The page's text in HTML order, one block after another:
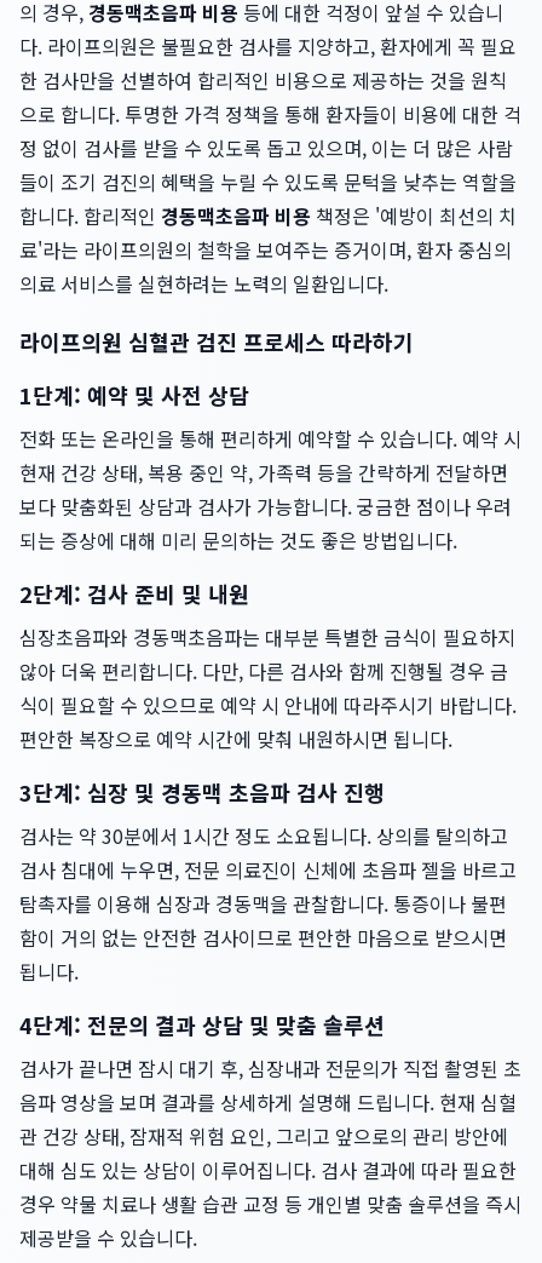
의 경우, 경동맥초음파 비용 등에 대한 걱정이 앞설 수 있습니
다. 라이프의원은 불필요한 검사를 지양하고, 환자에게 꼭 필요
한 검사만을 선별하여 합리적인 비용으로 제공하는 것을 원칙
으로 합니다. 투명한 가격 정책을 통해 환자들이 비용에 대한 걱
정 없이 검사를 받을 수 있도록 돕고 있으며, 이는 더 많은 사람
들이 조기 검진의 혜택을 누릴 수 있도록 문턱을 낮추는 역할을
합니다. 합리적인 경동맥초음파 비용 책정은 '예방이 최선의 치
료'라는 라이프의원의 철학을 보여주는 증거이며, 환자 중심의
의료 서비스를 실현하려는 노력의 일환입니다.
라이프의원 심혈관 검진 프로세스 따라하기
1단계: 예약 및 사전 상담
전화 또는 온라인을 통해 편리하게 예약할 수 있습니다. 예약 시
현재 건강 상태, 복용 중인 약, 가족력 등을 간략하게 전달하면
보다 맞춤화된 상담과 검사가 가능합니다. 궁금한 점이나 우려
되는 증상에 대해 미리 문의하는 것도 좋은 방법입니다.
2단계: 검사 준비 및 내원
심장초음파와 경동맥초음파는 대부분 특별한 금식이 필요하지
않아 더욱 편리합니다. 다만, 다른 검사와 함께 진행될 경우 금
식이 필요할 수 있으므로 예약 시 안내에 따라주시기 바랍니다.
편안한 복장으로 예약 시간에 맞춰 내원하시면 됩니다.
3단계: 심장 및 경동맥 초음파 검사 진행
검사는 약 30분에서 1시간 정도 소요됩니다. 상의를 탈의하고
검사 침대에 누우면, 전문 의료진이 신체에 초음파 젤을 바르고
탐촉자를 이용해 심장과 경동맥을 관찰합니다. 통증이나 불편
함이 거의 없는 안전한 검사이므로 편안한 마음으로 받으시면
됩니다.
4단계: 전문의 결과 상담 및 맞춤 솔루션
검사가 끝나면 잠시 대기 후, 심장내과 전문의가 직접 촬영된 초
음파 영상을 보며 결과를 상세하게 설명해 드립니다. 현재 심혈
관 건강 상태, 잠재적 위험 요인, 그리고 앞으로의 관리 방안에
대해 심도 있는 상담이 이루어집니다. 검사 결과에 따라 필요한
경우 약물 치료나 생활 습관 교정 등 개인별 맞춤 솔루션을 즉시
제공받을 수 있습니다.